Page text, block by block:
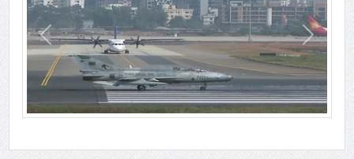
Previous Next